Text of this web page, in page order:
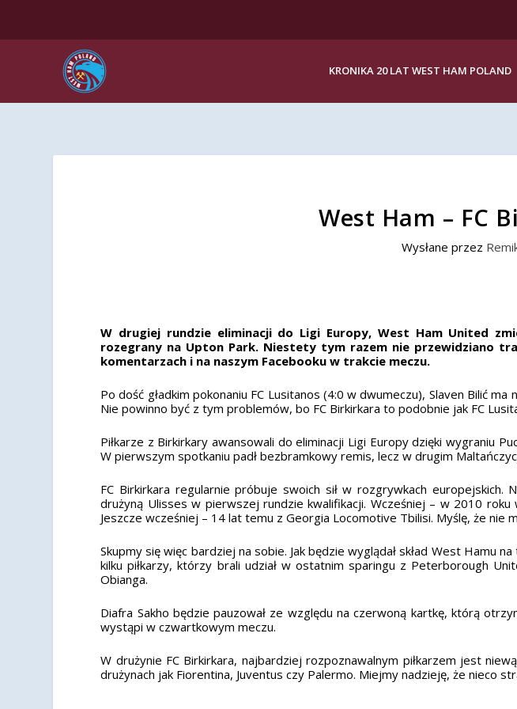
KRONIKA 20 LAT WEST HAM POLAND
West Ham – FC
Wysłane przez
W drugiej rundzie eliminacji do Ligi Europy, West Ham United
rozegrany na Upton Park. Niestety tym razem nie przewidziano
komentarzach i na naszym Facebooku w trakcie meczu.
Po dość gładkim pokonaniu FC Lusitanos (4:0 w dwumeczu), Slaven Bilić
Nie powinno być z tym problemów, bo FC Birkirkara to podobnie jak FC
Piłkarze z Birkirkary awansowali do eliminacji Ligi Europy dzięki wygraniu
W pierwszym spotkaniu padł bezbramkowy remis, lecz w drugim
FC Birkirkara regularnie próbuje swoich sił w rozgrywkach
drużyną Ulisses w pierwszej rundzie kwalifikacji. Wcześniej – w 2010
Jeszcze wcześniej – 14 lat temu z Georgia Locomotive Tbilisi. Myślę, że nie
Skupmy się więc bardziej na sobie. Jak będzie wyglądał skład West Hamu
kilku piłkarzy, którzy brali udział w ostatnim sparingu z Peterborough
Obianga.
Diafra Sakho będzie pauzował ze względu na czerwoną kartkę, którą
wystąpi w czwartkowym meczu.
W drużynie FC Birkirkara, najbardziej rozpoznawalnym piłkarzem jest
drużynach jak Fiorentina, Juventus czy Palermo. Miejmy nadzieję, że nieco